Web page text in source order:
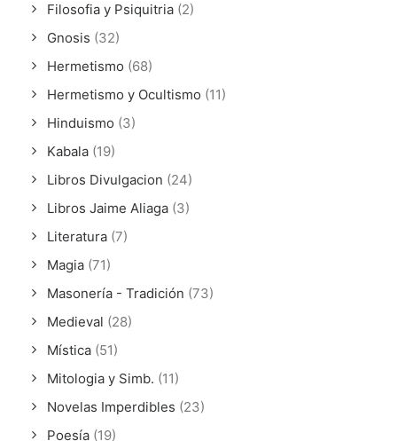
Filosofia y Psiquitria (2)
Gnosis (32)
Hermetismo (68)
Hermetismo y Ocultismo (11)
Hinduismo (3)
Kabala (19)
Libros Divulgacion (24)
Libros Jaime Aliaga (3)
Literatura (7)
Magia (71)
Masonería - Tradición (73)
Medieval (28)
Mística (51)
Mitologia y Simb. (11)
Novelas Imperdibles (23)
Poesía (19)